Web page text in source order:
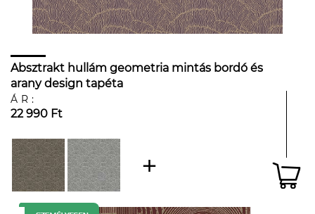
Absztrakt hullám geometria mintás bordó és
arany design tapéta
ÁR:
22 990 Ft